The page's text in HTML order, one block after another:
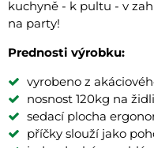
kuchyně - k pultu - v
na party!
Prednosti výrobku:
vyrobeno z
nosnost 120kg na židli
sedací plocha
příčky slouží jako